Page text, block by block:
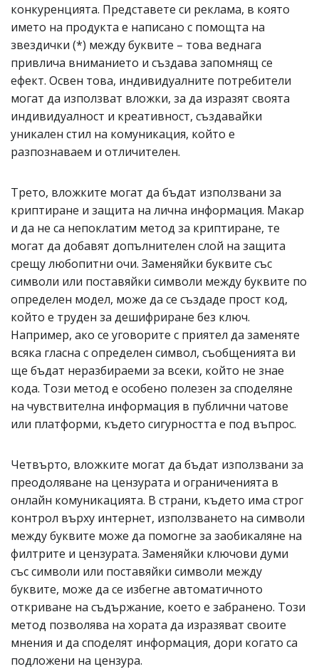
конкуренцията. Представете си реклама, в която
името на продукта е написано с помощта на
звездички (*) между буквите – това веднага
привлича вниманието и създава запомнящ се
ефект. Освен това, индивидуалните потребители
могат да използват вложки, за да изразят своята
индивидуалност и креативност, създавайки
уникален стил на комуникация, който е
разпознаваем и отличителен.
Трето, вложките могат да бъдат използвани за
криптиране и защита на лична информация. Макар
и да не са непоклатим метод за криптиране, те
могат да добавят допълнителен слой на защита
срещу любопитни очи. Заменяйки буквите със
символи или поставяйки символи между буквите по
определен модел, може да се създаде прост код,
който е труден за дешифриране без ключ.
Например, ако се уговорите с приятел да заменяте
всяка гласна с определен символ, съобщенията ви
ще бъдат неразбираеми за всеки, който не знае
кода. Този метод е особено полезен за споделяне
на чувствителна информация в публични чатове
или платформи, където сигурността е под въпрос.
Четвърто, вложките могат да бъдат използвани за
преодоляване на цензурата и ограниченията в
онлайн комуникацията. В страни, където има строг
контрол върху интернет, използването на символи
между буквите може да помогне за заобикаляне на
филтрите и цензурата. Заменяйки ключови думи
със символи или поставяйки символи между
буквите, може да се избегне автоматичното
откриване на съдържание, което е забранено. Този
метод позволява на хората да изразяват своите
мнения и да споделят информация, дори когато са
подложени на цензура.